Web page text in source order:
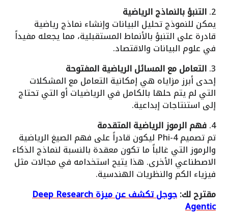
2. التنبؤ بالنماذج الرياضية
يمكن للنموذج تحليل البيانات وإنشاء نماذج رياضية
قادرة على التنبؤ بالأنماط المستقبلية، مما يجعله مفيداً
في علوم البيانات والاقتصاد.
3. التعامل مع المسائل الرياضية المفتوحة
إحدى أبرز مزاياه هي إمكانية التعامل مع المشكلات
التي لم يتم حلها بالكامل في الرياضيات أو التي تحتاج
إلى استنتاجات إبداعية.
4. فهم الرموز الرياضية المتقدمة
تم تصميم Phi-4 ليكون قادراً على فهم الصيغ الرياضية
والرموز التي غالباً ما تكون معقدة بالنسبة لنماذج الذكاء
الاصطناعي الأخرى. هذا يتيح استخدامه في مجالات مثل
فيزياء الكم والنظريات الهندسية.
مقترح لك:
جوجل تكشف عن ميزة Deep Research
Agentic